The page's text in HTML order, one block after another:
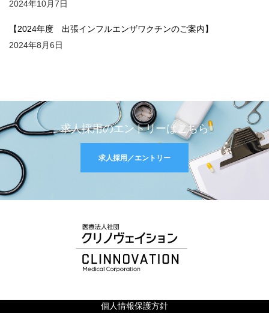
2024年10月7日
【2024年度 出張インフルエンザワクチンのご案内】
2024年8月6日
求人採用のエントリーはこちら
求人採用／エントリー
個人情報保護方針